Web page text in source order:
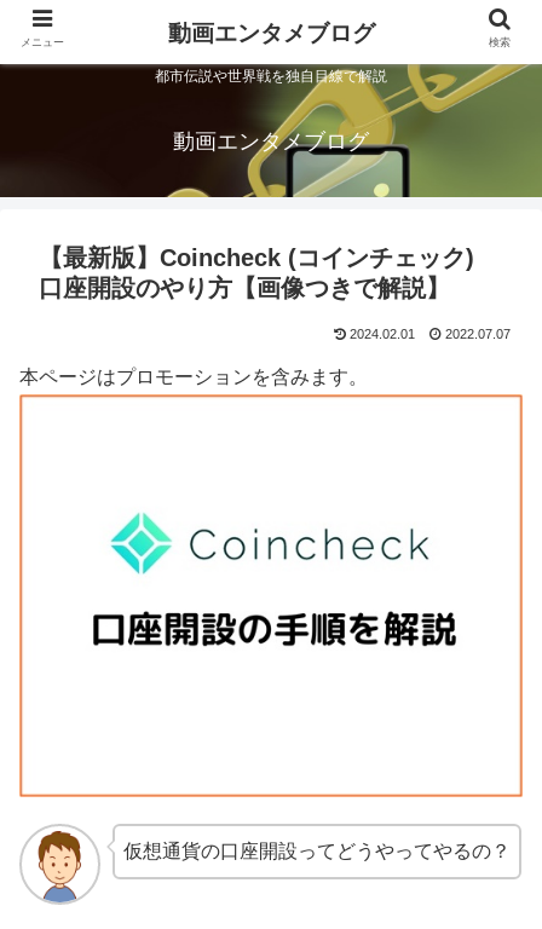
都市伝説や世界戦を独自目線で解説
動画エンタメブログ
【最新版】Coincheck (コインチェック)
口座開設のやり方【画像つきで解説】
2024.02.01 2022.07.07
本ページはプロモーションを含みます。
仮想通貨の口座開設ってどうやってやるの？
メニュー 動画エンタメブログ 検索